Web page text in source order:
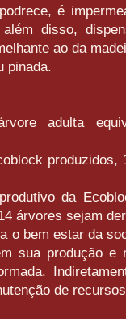
é
disso,
ao da
pinada.
adulta
da
árvores sejam
o bem estar da
sua produção e
de